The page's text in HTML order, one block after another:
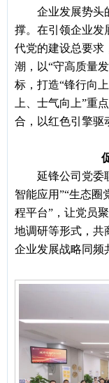
企业发展势头
撑。在引领企业发
代党的建设总要求
潮，以“守高质量
标，打造“锋行向
上、士气向上”重
合，以红色引擎驱
延锋公司党委
智能应用”“生态圈
程平台”，让党员
地调研等形式，共
企业发展战略同频